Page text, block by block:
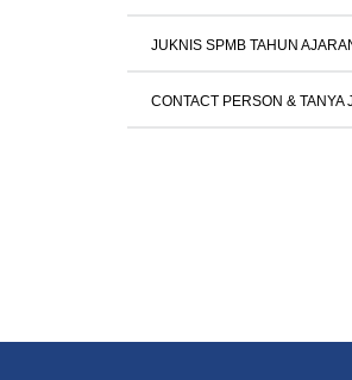
JUKNIS SPMB TAHUN
CONTACT PERSON & TANYA